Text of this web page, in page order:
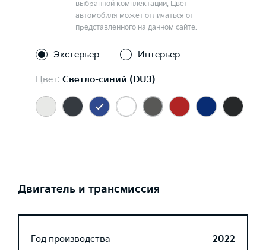
выбранной комплектации. Цвет
автомобиля может отличаться от
представленного на данном сайте.
Экстерьер Интерьер
Цвет: Светло-синий (DU3)
Двигатель и трансмиссия
Год производства
2022